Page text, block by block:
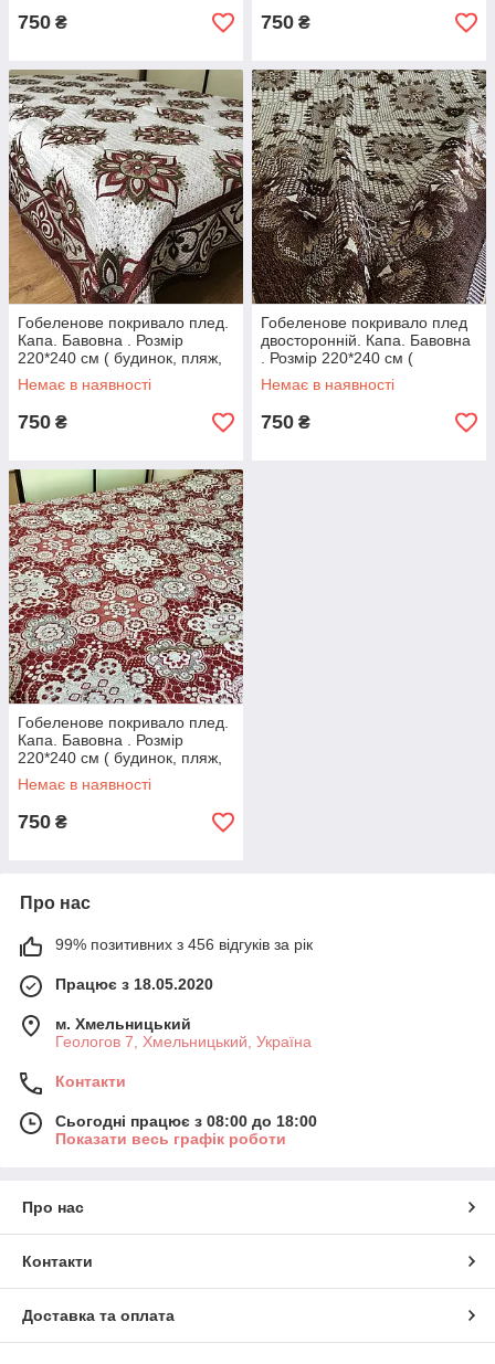
750 ₴ 750 ₴
Гобеленове покривало плед.
Капа. Бавовна . Розмір
220*240 см ( будинок, пляж,
пікнік)
Немає в наявності
750 ₴
Гобеленове покривало плед
двосторонній. Капа. Бавовна
. Розмір 220*240 см (
будинок, пляж, пікнік)
Немає в наявності
750 ₴
Гобеленове покривало плед.
Капа. Бавовна . Розмір
220*240 см ( будинок, пляж,
пікнік)
Немає в наявності
750 ₴
Про нас
99% позитивних з 456 відгуків за рік
Працює з 18.05.2020
м. Хмельницький
Геологов 7, Хмельницький, Україна
Контакти
Сьогодні працює з 08:00 до 18:00
Показати весь графік роботи
Про нас
Контакти
Доставка та оплата